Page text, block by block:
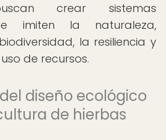
crear sistemas
imiten la naturaleza,
la resiliencia y
de recursos.
diseño ecológico
de hierbas